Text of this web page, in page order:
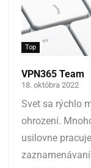
Top
VPN365 Team
18. októbra 2022
Svet sa rýchlo
ohrození.
usilovne